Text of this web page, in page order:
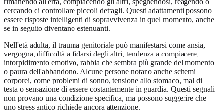
rimanendo all'erta, compiacendo gli altri, spegnendosi, reagendo o
cercando di controllare piccoli dettagli. Questi adattamenti possono
essere risposte intelligenti di sopravvivenza in quel momento, anche
se in seguito diventano estenuanti.
Nell'età adulta, il trauma genitoriale può manifestarsi come ansia,
vergogna, difficoltà a fidarsi degli altri, tendenza a compiacere,
intorpidimento emotivo, rabbia che sembra più grande del momento
o paura dell'abbandono. Alcune persone notano anche schemi
corporei, come problemi di sonno, tensione allo stomaco, mal di
testa o sensazione di essere costantemente in guardia. Questi segnali
non provano una condizione specifica, ma possono suggerire che
uno stress antico richiede ancora attenzione.